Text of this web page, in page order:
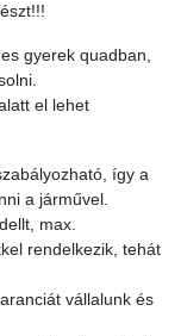
gyerek quadban,
el lehet
így a
a járművel.
max.
rendelkezik, tehát
vállalunk és